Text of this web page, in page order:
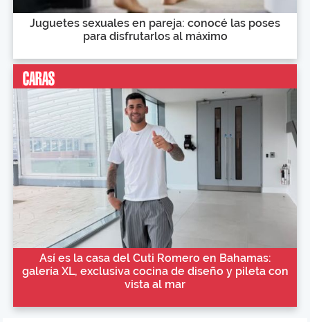
Juguetes sexuales en pareja: conocé las poses
para disfrutarlos al máximo
Así es la casa del Cuti Romero en Bahamas:
galería XL, exclusiva cocina de diseño y pileta con
vista al mar